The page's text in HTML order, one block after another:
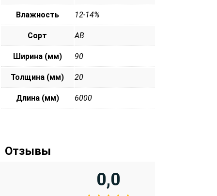
Влажность 12-14%
Сорт АВ
Ширина (мм) 90
Толщина (мм) 20
Длина (мм) 6000
Отзывы
0,0